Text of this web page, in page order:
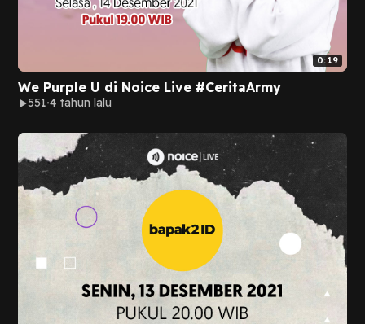
0:19
We Purple U di Noice Live #CeritaArmy
551 4 tahun lalu